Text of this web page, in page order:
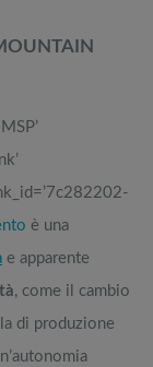
è una
e apparente
, come il cambio
di produzione